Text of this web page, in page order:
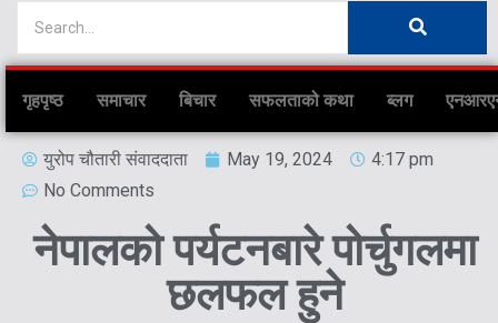
गृहपृष्ठ समाचार बिचार सफलताको कथा ब्लग
युरोप चौतारी संवाददाता May 19, 2024
4:17 pm
No Comments
नेपालको पर्यटनबारे पोर्चुगलमा
छलफल हुने